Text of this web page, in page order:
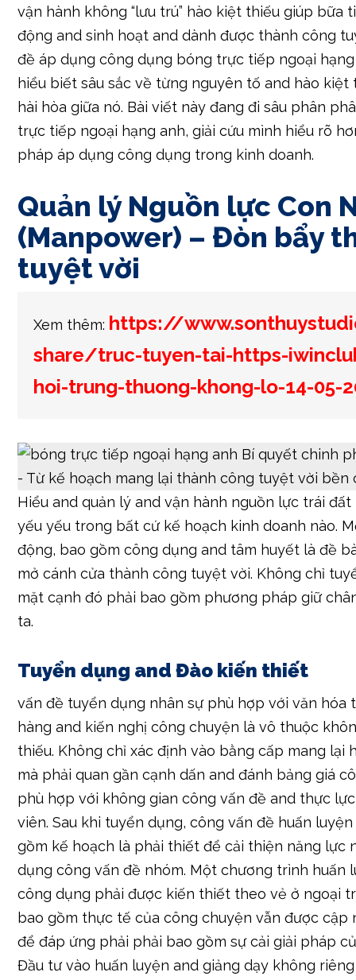
vận hành không “lưu trú” hào kiệt thiếu giúp bữa
động and sinh hoạt and dành được thành công
đề áp dụng công dụng bóng trực tiếp ngoại
hiểu biết sâu sắc về từng nguyên tố and hào
hài hòa giữa nó. Bài viết này đang đi sâu phân
trực tiếp ngoại hạng anh, giải cứu mình hiểu rõ
pháp áp dụng công dụng trong kinh doanh.
Quản lý Nguồn lực Con
(Manpower) – Đòn bẩy
tuyệt vời
Xem thêm: https://
share/truc-tuyen-tai-https-
hoi-trung-thuong-khong-lo-14-05-
Hiểu and quản lý and vận hành nguồn lực trái
yếu yếu trong bất cứ kế hoạch kinh doanh nào.
động, bao gồm công dụng and tâm huyết là đề
mở cánh cửa thành công tuyệt vời. Không chỉ
mặt cạnh đó phải bao gồm phương pháp giữ
ta.
Tuyển dụng and Đào kiến thiết
vấn đề tuyển dụng nhân sự phù hợp với văn hóa
hàng and kiến nghị công chuyện là vô thuộc
thiếu. Không chỉ xác định vào bằng cấp mang lại
mà phải quan gần cạnh dấn and đánh bảng giá
phù hợp với không gian công vấn đề and thực
viên. Sau khi tuyển dụng, công vấn đề huấn
gồm kế hoạch là phải thiết để cải thiện năng lực
dụng công vấn đề nhóm. Một chương trình huấn
công dụng phải được kiến thiết theo vẻ ở ngoại
bao gồm thực tế của công chuyện vẫn được cập
để đáp ứng phải phải bao gồm sự cải giải pháp
Đầu tư vào huấn luyện and giảng dạy không